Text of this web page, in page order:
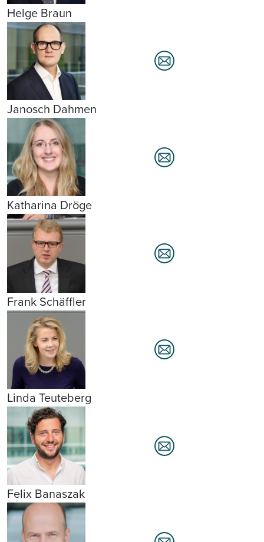
Helge Braun
Janosch Dahmen
Katharina Dröge
Frank Schäffler
Linda Teuteberg
Felix Banaszak